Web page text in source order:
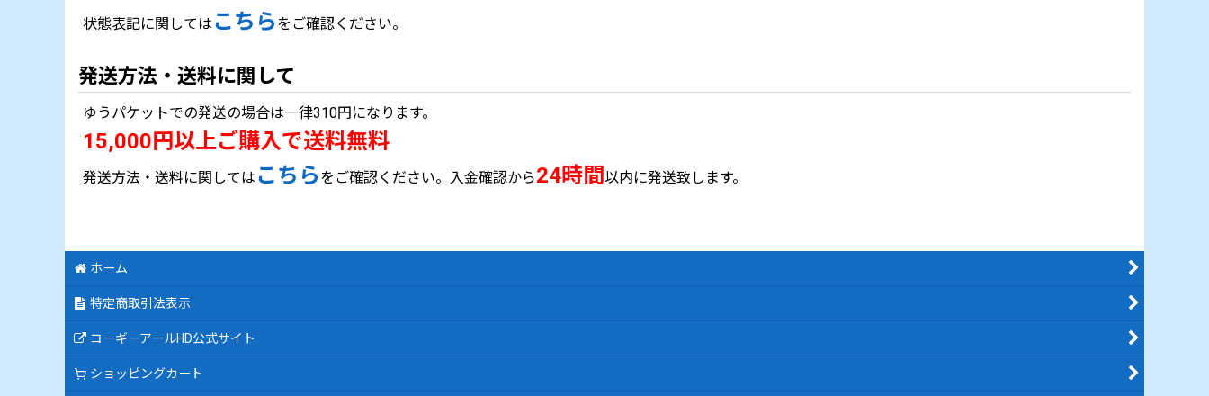
状態表記に関しては こちら をご確認ください。
発送方法・送料に関して
ゆうパケットでの発送の場合は一律310円になります。
15,000円以上ご購入で送料無料
発送方法・送料に関しては こちら をご確認ください。入金確認から24時間 以内に発送致します。
ホーム
特定商取引法表示
コーギーアールHD公式サイト
ショッピングカート